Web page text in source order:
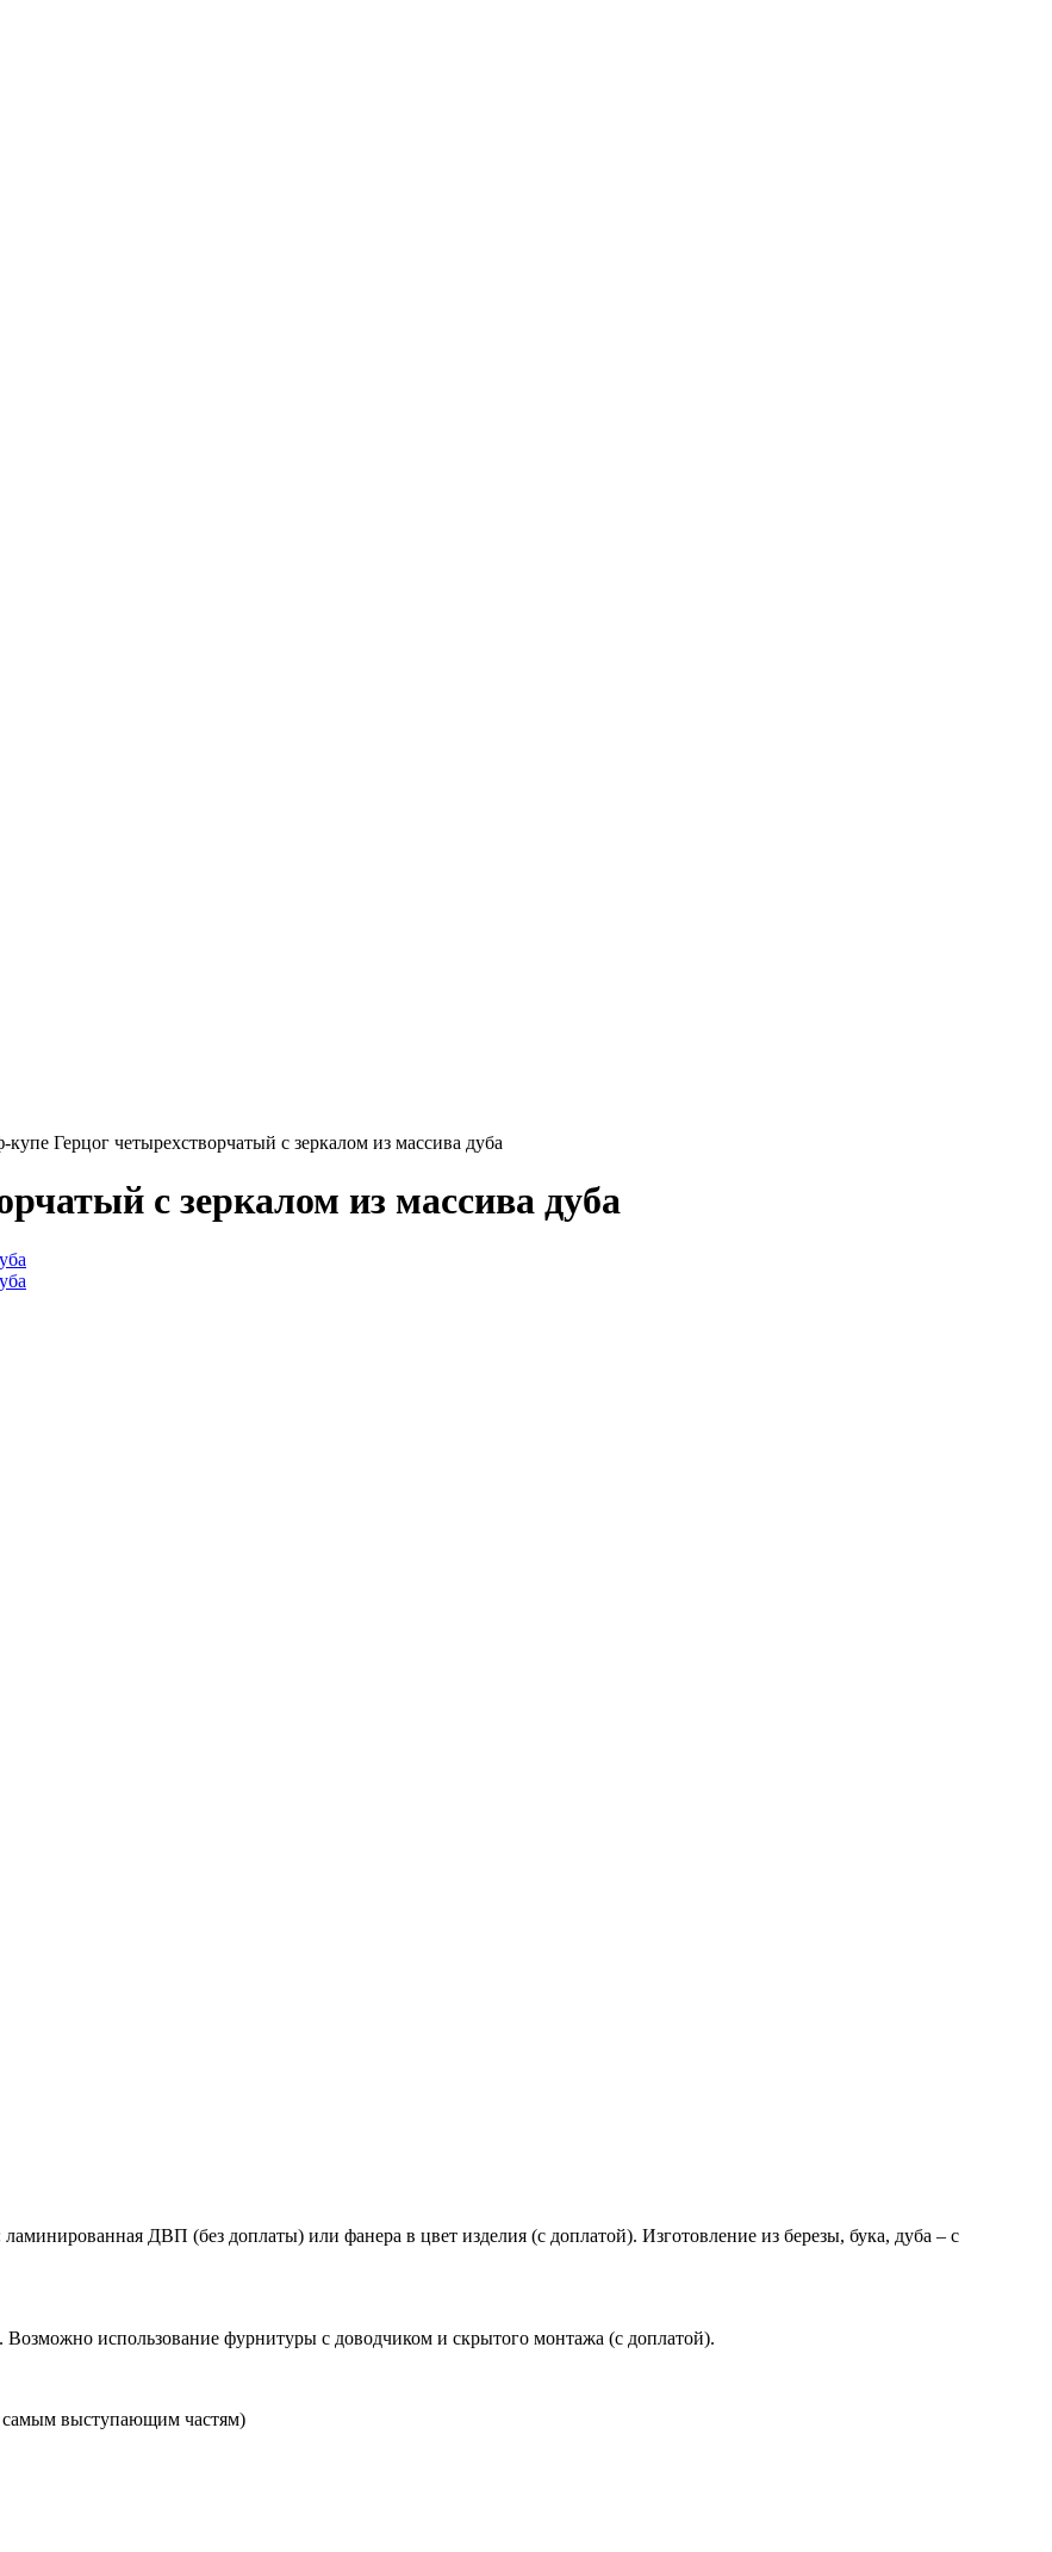
Герцог четырехстворчатый с зеркалом из массива дуба
с зеркалом из массива дуба
ДВП (без доплаты) или фанера в цвет изделия (с доплатой). Изготовление из березы, бука, дуба – с
использование фурнитуры с доводчиком и скрытого монтажа (с доплатой).
выступающим частям)